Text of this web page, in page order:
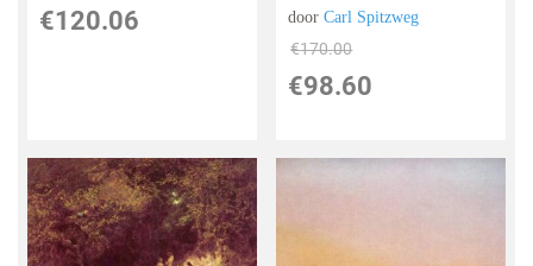
€120.06 doorCarl Spitzweg
€170.00
€98.60